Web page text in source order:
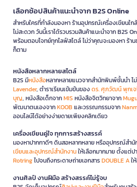
เลือกช้อปสินค้าแนะนำจาก B2S Online
สำหรับใครที่กำลังมองหา ร้านอุปกรณ์เครื่องเขียนใก
ไม่สะดวก วันนี้เราได้รวบรวมสินค้าแนะนำจาก B2S
พร้อมตอบโจทย์ทุกไลฟ์สไตล์ ไม่ว่าคุณจะมองหา ร้า
ก็ตาม
หนังสือหลากหลายสไตล์
B2S มีหนังสือหลากหลายแนวจากสำนักพิมพ์ชั้นนำ ไ
Lavender, ตำราเรียนเข้มข้นของดร. ศุภวัฒน์ พุกเ
บุญ, หนังสือเด็กจากMIS หนังสือจิตวิทยาจาก
พัฒนาตนเองจากKOOB และวรรณกรรมจาก
ออนไลน์ได้อย่างง่ายดายเพียงคลิกเดียว
เครื่องเขียนคู่ใจ ทุกการสร้างสรรค์
มองหาปากกาดีๆ ดินสอหลากหลาย หรืออุปกรณ์สำนั
เขียนและอุปกรณ์สำนักงานให้เลือกมากมาย ตั้งแต่ป
Rotringไปจนถึงกระดาษถ่ายเอกสารDOUBLE Aใ
งานศิลป์ งานฝีมือ สร้างสรรค์ไม่รู้จบ